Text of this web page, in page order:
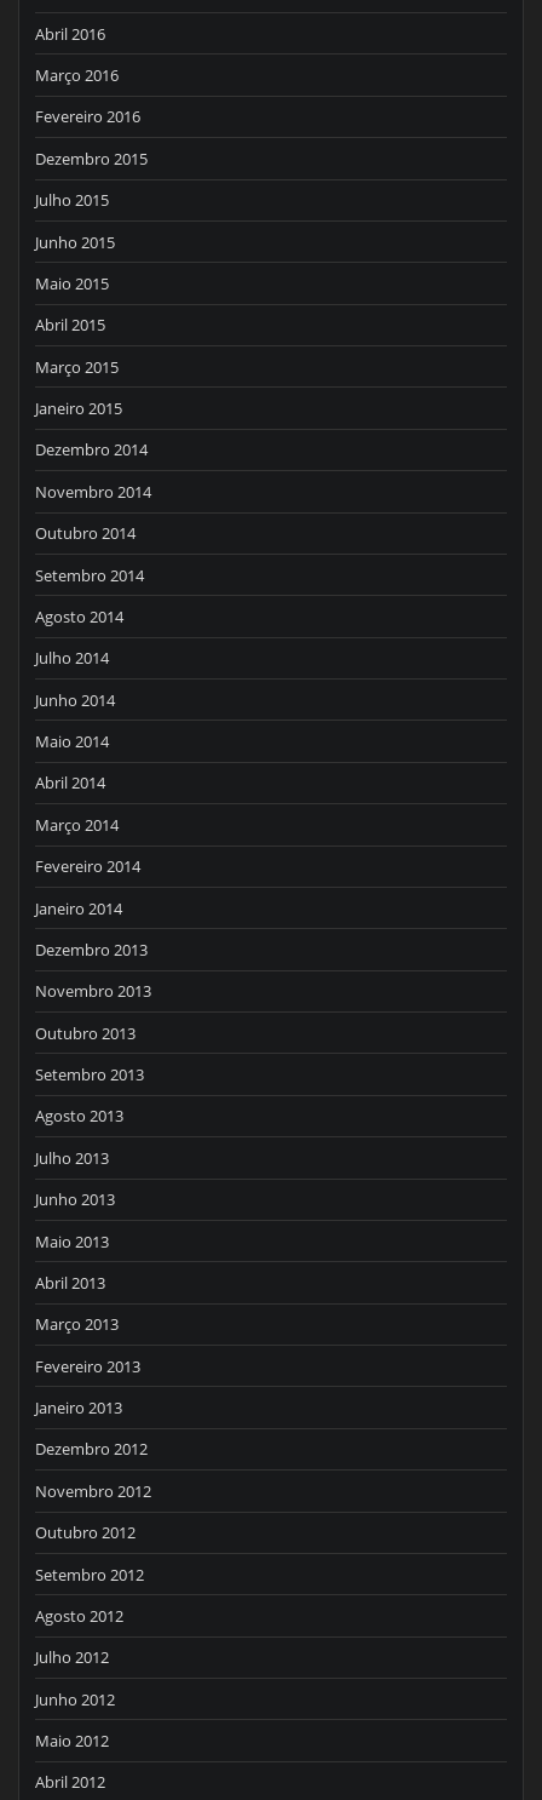
Abril 2016
Março 2016
Fevereiro 2016
Dezembro 2015
Julho 2015
Junho 2015
Maio 2015
Abril 2015
Março 2015
Janeiro 2015
Dezembro 2014
Novembro 2014
Outubro 2014
Setembro 2014
Agosto 2014
Julho 2014
Junho 2014
Maio 2014
Abril 2014
Março 2014
Fevereiro 2014
Janeiro 2014
Dezembro 2013
Novembro 2013
Outubro 2013
Setembro 2013
Agosto 2013
Julho 2013
Junho 2013
Maio 2013
Abril 2013
Março 2013
Fevereiro 2013
Janeiro 2013
Dezembro 2012
Novembro 2012
Outubro 2012
Setembro 2012
Agosto 2012
Julho 2012
Junho 2012
Maio 2012
Abril 2012